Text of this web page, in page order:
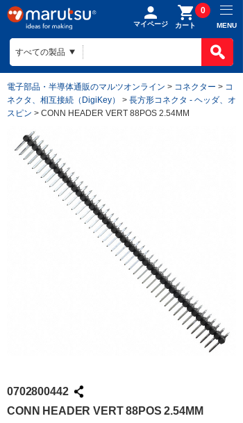
マイページ カート
0
MENU
電子部品・半導体通販のマルツオンライン > コネクター > コ
ネクタ、相互接続（DigiKey）
> 長方形コネクタ - ヘッダ、オ
スピン > CONN HEADER VERT 88POS 2.54MM
0702800442
CONN HEADER VERT 88POS 2.54MM